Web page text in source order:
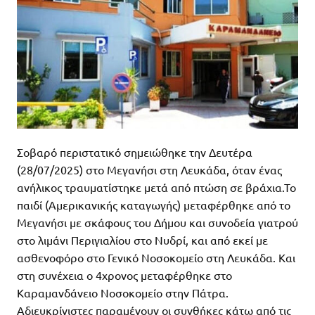
Σοβαρό περιστατικό σημειώθηκε την Δευτέρα
(28/07/2025) στο Μεγανήσι στη Λευκάδα, όταν ένας
ανήλικος τραυματίστηκε μετά από πτώση σε βράχια.Το
παιδί (Αμερικανικής καταγωγής) μεταφέρθηκε από το
Μεγανήσι με σκάφους του Δήμου και συνοδεία γιατρού
στο λιμάνι Περιγιαλίου στο Νυδρί, και από εκεί με
ασθενοφόρο στο Γενικό Νοσοκομείο στη Λευκάδα. Και
στη συνέχεια ο 4χρονος μεταφέρθηκε στο
Καραμανδάνειο Νοσοκομείο στην Πάτρα.
Αδιευκρίνιστες παραμένουν οι συνθήκες κάτω από τις